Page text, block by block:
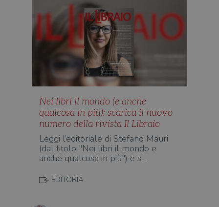
Nei libri il mondo (e anche
qualcosa in più): scarica il nuovo
numero della rivista Il Libraio
Leggi l’editoriale di Stefano Mauri
(dal titolo "Nei libri il mondo e
anche qualcosa in più") e s…
EDITORIA